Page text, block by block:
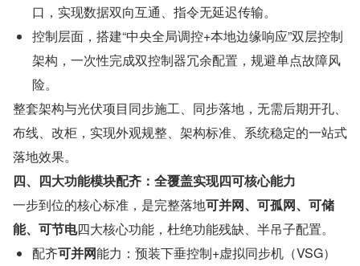
口，实现数据双向互通、指令无延迟传输。
控制层面，搭建“中央全局调控+本地边缘响应”双层控制
架构，一次性完成双控制器冗余配置，规避单点故障风
险。
整套架构与光伏项目同步施工、同步落地，无需后期开孔、
布线、改柜，实现外观规整、架构标准、系统稳定的一站式
落地效果。
四、四大功能模块配齐：全覆盖实现四可核心能力
一步到位的核心标准，是完整落地可并网、可孤网、可储
能、可节电四大核心功能，杜绝功能残缺、半吊子配置。
配齐可并网能力：预装下垂控制+虚拟同步机（VSG）